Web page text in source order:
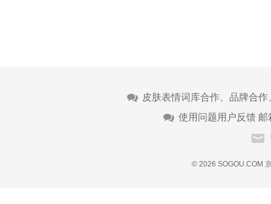
皮肤表情词库合作、品牌合
使用问题用户反馈 邮
© 2026 SOGOU.COM